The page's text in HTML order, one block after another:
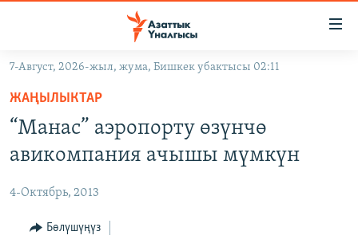
Навигацияга
өтүңүз
Издөөгө
салыңыз
КЫРГЫЗСТАН
ЭКОНОМИКА
МАДАНИЯТ
БОРБОР АЗИЯ
АТАЙЫН ИЛИКТӨӨ
ТВ ПРОГРАММАЛАР
7-Август, 2026-жыл, жума, Бишкек убактысы 02:11
ЖАҢЫЛЫКТАР
“Манас” аэропорту өзүнчө
авикомпания ачышы мүмкүн
4-Октябрь, 2013
Бөлүшүңүз